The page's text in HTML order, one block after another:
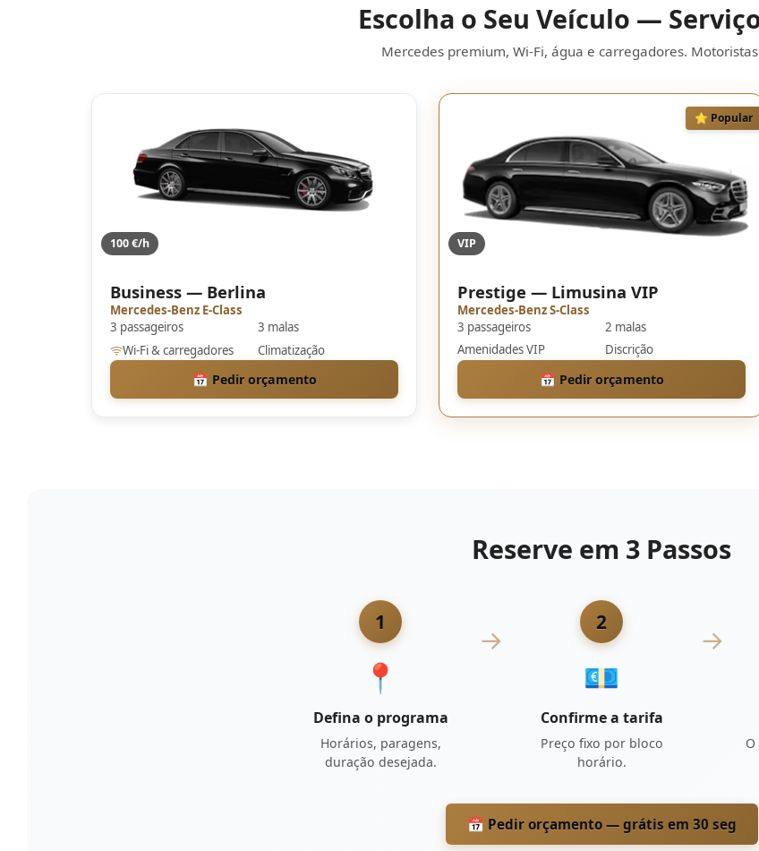
Escolha o Seu Veículo —
Mercedes premium, Wi-Fi, água e carregadores.
100 €/h
Business — Berlina
Mercedes-Benz E-Class
3 passageiros
3 malas
Wi-Fi & carregadores
Climatização
📅 Pedir orçamento
⭐ Popular
VIP
Prestige — Limusina VIP
Mercedes-Benz S-Class
3 passageiros
2 malas
Amenidades VIP
Discrição
📅 Pedir orçamento
Reserve em 3 Passos
1
📍
Defina o programa
Horários, paragens,
duração desejada.
→
2
💶
Confirme a tarifa
Preço fixo por bloco
horário.
→
📅 Pedir orçamento — grátis em 30 seg